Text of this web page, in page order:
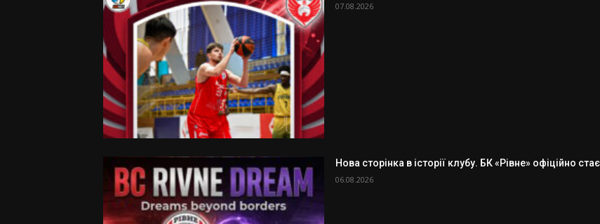
07.08.2026
Нова сторінка в історії клубу. БК «Рівне» офіційно
06.08.2026